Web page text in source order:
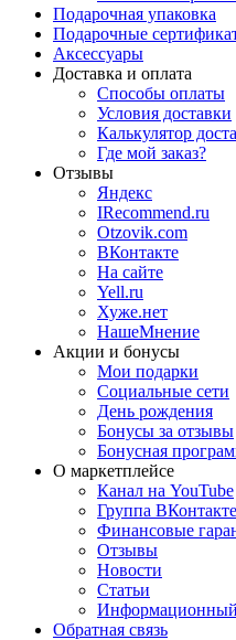
Подарочная упаковка
Подарочные
Аксессуары
Доставка и оплата
Способы оплаты
Условия доставки
Калькулятор
Где мой заказ?
Отзывы
Яндекс
IRecommend.ru
Otzovik.com
ВКонтакте
На сайте
Yell.ru
Хуже.нет
НашеМнение
Акции и бонусы
Мои подарки
Социальные сети
День рождения
Бонусы за отзывы
Бонусная
О маркетплейсе
Канал на YouTube
Группа ВКонтакте
Финансовые
Отзывы
Новости
Статьи
Обратная связь